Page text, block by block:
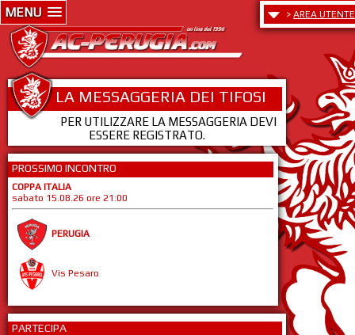
MENU > AREA UTENTE
LA MESSAGGERIA DEI TIFOSI
PER UTILIZZARE LA MESSAGGERIA DEVI
ESSERE REGISTRATO.
PROSSIMO INCONTRO
COPPA ITALIA
sabato 15.08.26 ore 21:00
PERUGIA
Vis Pesaro
PARTECIPA